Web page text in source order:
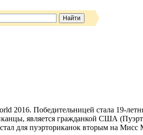
Победительницей стала 19-
является гражданкой США
для пуэрториканок вторым на Мисс